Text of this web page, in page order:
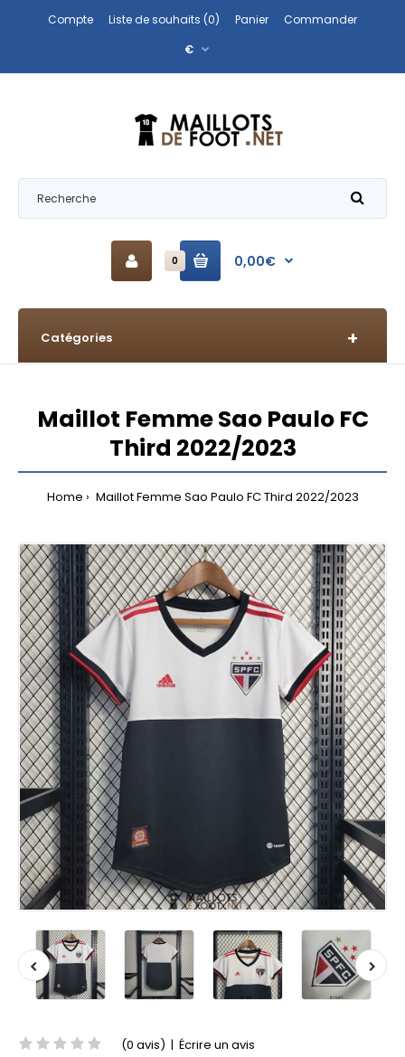
Compte Liste de souhaits (0) Panier
Commander
€
0 0,00€
Catégories
Maillot Femme Sao Paulo FC
Third 2022/2023
Home Maillot Femme Sao Paulo FC Third 2022/2023
(0 avis) | Écrire un avis